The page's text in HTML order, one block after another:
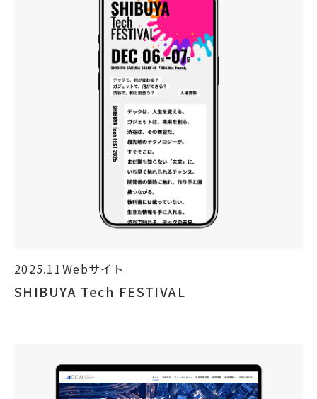
2025.11Webサイト
SHIBUYA Tech FESTIVAL